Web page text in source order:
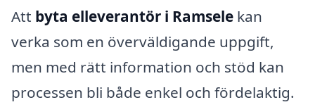
Att byta elleverantör i Ramsele kan
verka som en överväldigande uppgift,
men med rätt information och stöd kan
processen bli både enkel och fördelaktig.